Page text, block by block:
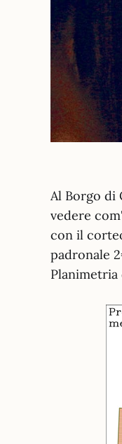
Al Borgo di
vedere
con il
padronale
Planimetria